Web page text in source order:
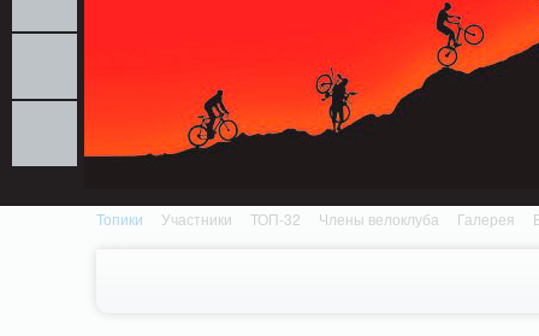
Топики Участники ТОП-32 Члены велоклуба Галерея